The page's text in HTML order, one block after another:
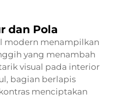
dan Pola
modern menampilkan
yang menambah
visual pada interior
bagian berlapis
menciptakan